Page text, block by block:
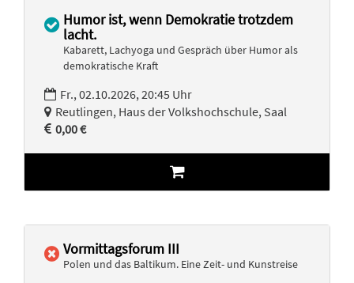
Humor ist, wenn Demokratie trotzdem
lacht.
Kabarett, Lachyoga und Gespräch über Humor als
demokratische Kraft
Fr., 02.10.2026, 20:45 Uhr
Reutlingen, Haus der Volkshochschule, Saal
0,00 €
Vormittagsforum III
Polen und das Baltikum. Eine Zeit- und Kunstreise